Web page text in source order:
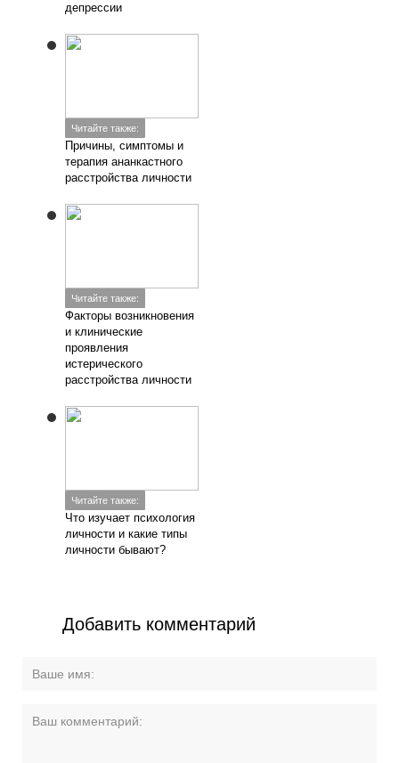
депрессии
Читайте также:
Причины, симптомы и
терапия ананкастного
расстройства личности
Читайте также:
Факторы возникновения
и клинические
проявления
истерического
расстройства личности
Читайте также:
Что изучает психология
личности и какие типы
личности бывают?
Добавить комментарий